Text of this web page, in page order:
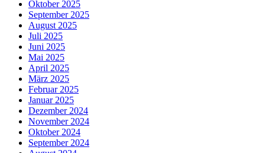
Oktober 2025
September 2025
August 2025
Juli 2025
Juni 2025
Mai 2025
April 2025
März 2025
Februar 2025
Januar 2025
Dezember 2024
November 2024
Oktober 2024
September 2024